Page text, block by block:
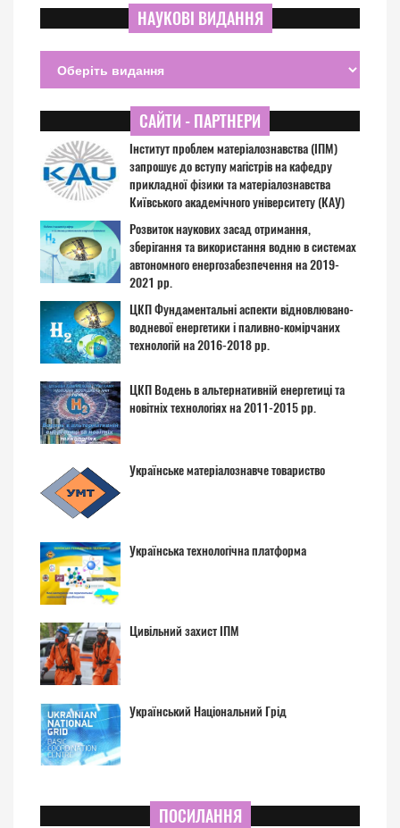
НАУКОВІ ВИДАННЯ
САЙТИ - ПАРТНЕРИ
Інститут проблем матеріалознавства (ІПМ)
запрошує до вступу магістрів на кафедру
прикладної фізики та матеріалознавства
Київського академічного університету (КАУ)
Розвиток наукових засад отримання,
зберігання та використання водню в системах
автономного енергозабезпечення на 2019-
2021 рр.
ЦКП Фундаментальні аспекти відновлювано-
водневої енергетики і паливно-комірчаних
технологій на 2016-2018 рр.
ЦКП Водень в альтернативній енергетиці та
новітніх технологіях на 2011-2015 рр.
Українське матеріалознавче товариство
Українська технологічна платформа
Цивільний захист ІПМ
Український Національний Грід
ПОСИЛАННЯ